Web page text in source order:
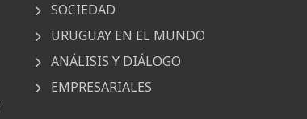
SOCIEDAD
URUGUAY EN EL MUNDO
ANÁLISIS Y DIÁLOGO
EMPRESARIALES